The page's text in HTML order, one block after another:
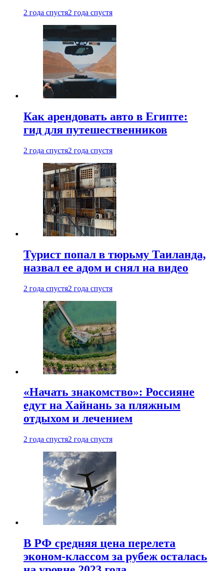
2 года спустя2 года спустя
Как арендовать авто в Египте:
гид для путешественников
2 года спустя2 года спустя
Турист попал в тюрьму Таиланда,
назвал ее адом и снял на видео
2 года спустя2 года спустя
«Начать знакомство»: Россияне
едут на Хайнань за пляжным
отдыхом и лечением
2 года спустя2 года спустя
В РФ средняя цена перелета
эконом-классом за рубеж осталась